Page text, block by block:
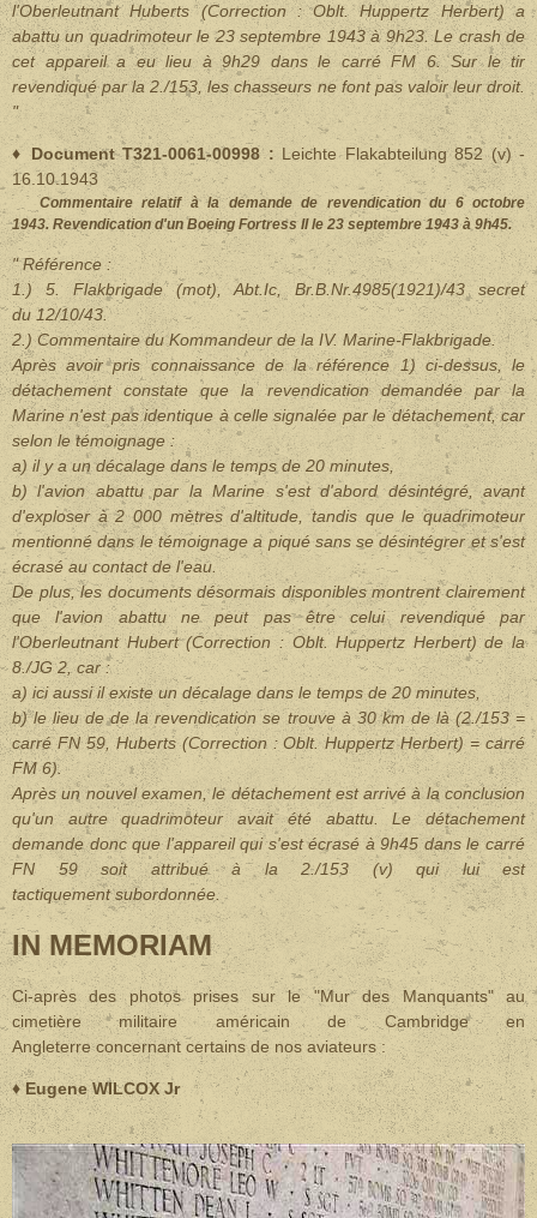
l'Oberleutnant Huberts (Correction : Oblt. Huppertz Herbert) a
abattu un quadrimoteur le 23 septembre 1943 à 9h23. Le crash de
cet appareil a eu lieu à 9h29 dans le carré FM 6. Sur le tir
revendiqué par la 2./153, les chasseurs ne font pas valoir leur droit.
"
♦ Document T321-0061-00998 : Leichte Flakabteilung 852 (v) -
16.10.1943
Commentaire relatif à la demande de revendication du 6 octobre
1943. Revendication d'un Boeing Fortress II le 23 septembre 1943 à 9h45.
" Référence :
1.) 5. Flakbrigade (mot), Abt.Ic, Br.B.Nr.4985(1921)/43 secret
du 12/10/43.
2.) Commentaire du Kommandeur de la IV. Marine-Flakbrigade.
Après avoir pris connaissance de la référence 1) ci-dessus, le
détachement constate que la revendication demandée par la
Marine n'est pas identique à celle signalée par le détachement, car
selon le témoignage :
a) il y a un décalage dans le temps de 20 minutes,
b) l'avion abattu par la Marine s'est d'abord désintégré, avant
d'exploser à 2 000 mètres d'altitude, tandis que le quadrimoteur
mentionné dans le témoignage a piqué sans se désintégrer et s'est
écrasé au contact de l'eau.
De plus, les documents désormais disponibles montrent clairement
que l'avion abattu ne peut pas être celui revendiqué par
l'Oberleutnant Hubert (Correction : Oblt. Huppertz Herbert) de la
8./JG 2, car :
a) ici aussi il existe un décalage dans le temps de 20 minutes,
b) le lieu de de la revendication se trouve à 30 km de là (2./153 =
carré FN 59, Huberts (Correction : Oblt. Huppertz Herbert) = carré
FM 6).
Après un nouvel examen, le détachement est arrivé à la conclusion
qu'un autre quadrimoteur avait été abattu. Le détachement
demande donc que l'appareil qui s'est écrasé à 9h45 dans le carré
FN 59 soit attribué à la 2./153 (v) qui lui est
tactiquement subordonnée.
IN MEMORIAM
Ci-après des photos prises sur le "Mur des Manquants" au
cimetière militaire américain de Cambridge en
Angleterre concernant certains de nos aviateurs :
♦ Eugene WILCOX Jr